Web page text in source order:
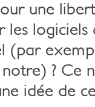
une
logiciels
(par
? Ce
idée de